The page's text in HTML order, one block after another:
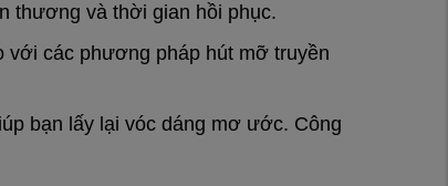
thương và thời gian hồi phục.
với các phương pháp hút mỡ truyền
bạn lấy lại vóc dáng mơ ước. Công